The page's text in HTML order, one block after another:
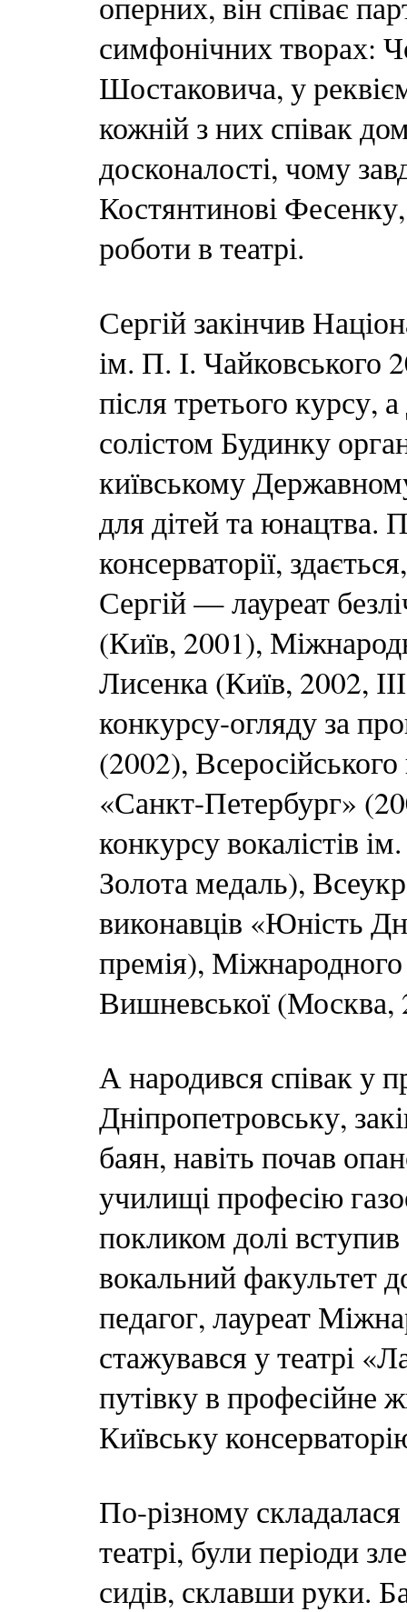
симфонічних творах:
Шостаковича, у
кожній з них співак
досконалості, чому
Костянтинові
роботи в театрі.
Сергій закінчив
ім. П. І. Чайковського
після третього курсу,
солістом Будинку
київському
для дітей та юнацтва.
консерваторії,
Сергій — лауреат
(Київ, 2001),
Лисенка (Київ, 2002,
конкурсу-огляду за
(2002),
«Санкт-Петербург»
конкурсу вокалістів
Золота медаль),
виконавців «Юність
премія),
Вишневської (Москва,
А народився співак у
Дніпропетровську,
баян, навіть почав
училищі професію
покликом долі
вокальний факультет
педагог, лауреат
стажувався у театрі
путівку в професійне
Київську
По-різному
театрі, були періоди
сидів, склавши руки.